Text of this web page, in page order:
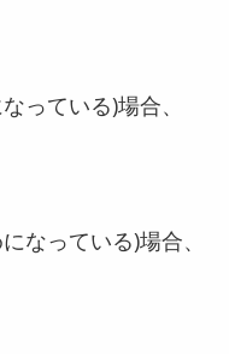
っている)場合、
なっている)場合、